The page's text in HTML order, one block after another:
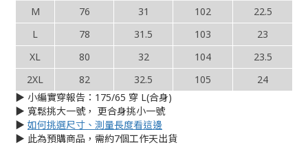
M
76 31 102
22.5
L
78 31.5 103
23
XL
80 32 104
23.5
2XL
82 32.5 105
24
▶︎ 小編實穿報告：175/65 穿 L(合身)
▶︎ 寬鬆挑大一號， 更合身挑小一號
▶︎ 如何挑選尺寸、測量長度看這邊
▶︎ 此為預購商品，需約7個工作天出貨